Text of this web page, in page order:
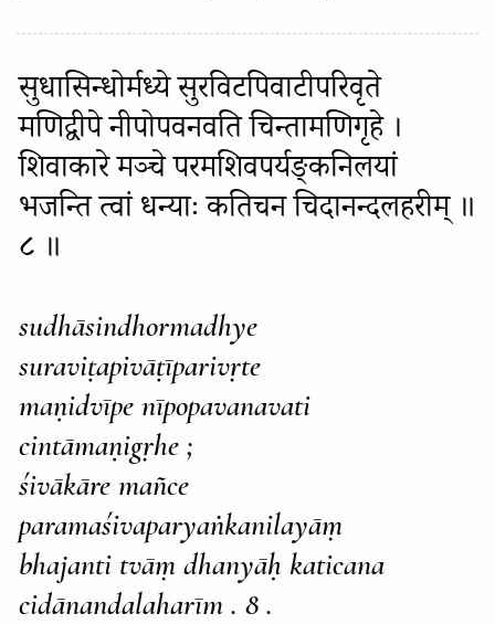
सुधासिन्धोर्मध्ये सुरविटपिवाटीपरिवृते
मणिद्वीपे नीपोपवनवति चिन्तामणिगृहे ।
शिवाकारे मञ्चे परमशिवपर्यङ्कनिलयां
भजन्ति त्वां धन्याः कतिचन चिदानन्दलहरीम् ॥
८ ॥
sudhāsindhormadhye
suraviṭapivāṭīparivṛte
maṇidvīpe nīpopavanavati
cintāmaṇigṛhe ;
śivākāre mañce
paramaśivaparyaṅkanilayāṃ
bhajanti tvāṃ dhanyāḥ katicana
cidānandalaharīm . 8 .